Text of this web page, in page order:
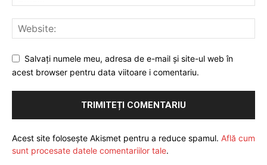
Salvați numele meu, adresa de e-mail și site-ul web în
acest browser pentru data viitoare i comentariu.
Acest site folosește Akismet pentru a reduce spamul. Află cum
sunt procesate datele comentariilor tale.